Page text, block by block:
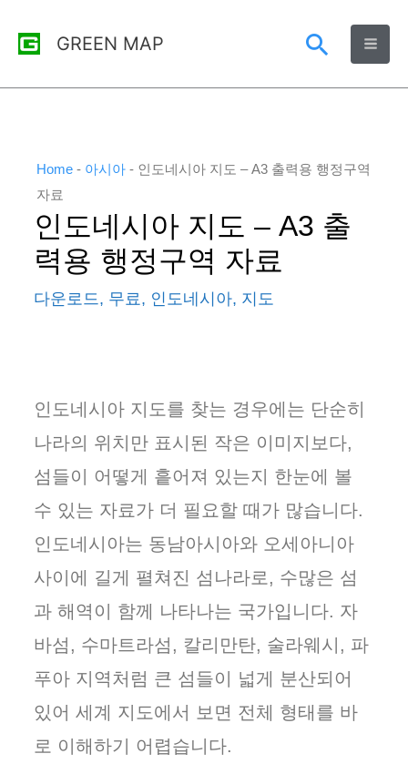
GREEN MAP
검
색
Home - 아시아 - 인도네시아 지도 – A3 출력용 행정구역
자료
인도네시아 지도 – A3 출
력용 행정구역 자료
다운로드, 무료, 인도네시아, 지도
인도네시아 지도를 찾는 경우에는 단순히
나라의 위치만 표시된 작은 이미지보다,
섬들이 어떻게 흩어져 있는지 한눈에 볼
수 있는 자료가 더 필요할 때가 많습니다.
인도네시아는 동남아시아와 오세아니아
사이에 길게 펼쳐진 섬나라로, 수많은 섬
과 해역이 함께 나타나는 국가입니다. 자
바섬, 수마트라섬, 칼리만탄, 술라웨시, 파
푸아 지역처럼 큰 섬들이 넓게 분산되어
있어 세계 지도에서 보면 전체 형태를 바
로 이해하기 어렵습니다.